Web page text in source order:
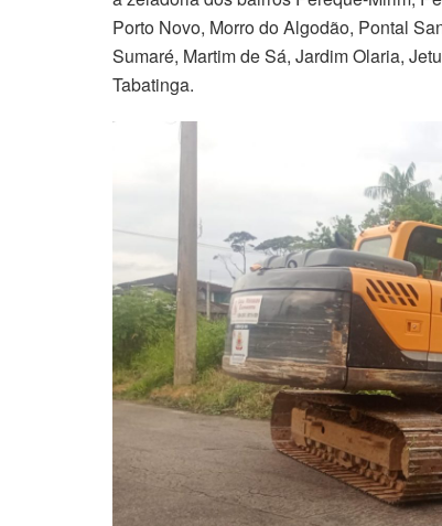
Porto Novo, Morro do Algodão, Pontal
Sumaré, Martim de Sá, Jardim Olaria,
Tabatinga.